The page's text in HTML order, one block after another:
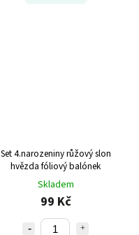
Set 4.narozeniny růžový slon
hvězda fóliový balónek
Skladem
99 Kč